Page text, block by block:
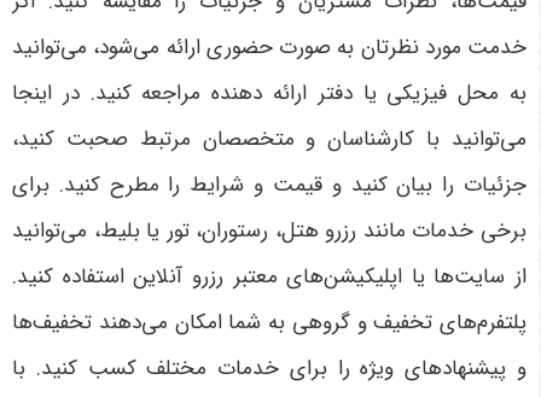
خدمت مورد نظرتان به صورت حضوری ارائه می‌شود، می‌توانید
به محل فیزیکی یا دفتر ارائه دهنده مراجعه کنید. در اینجا
می‌توانید با کارشناسان و متخصصان مرتبط صحبت کنید،
جزئیات را بیان کنید و قیمت و شرایط را مطرح کنید. برای
برخی خدمات مانند رزرو هتل، رستوران، تور یا بلیط، می‌توانید
از سایت‌ها یا اپلیکیشن‌های معتبر رزرو آنلاین استفاده کنید.
پلتفرم‌های تخفیف و گروهی به شما امکان می‌دهند تخفیف‌ها
و پیشنهادهای ویژه را برای خدمات مختلف کسب کنید. با